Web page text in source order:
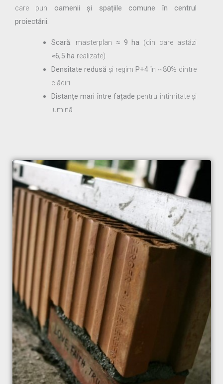
care pun oamenii și spațiile comune în centrul
proiectării.
Scară: masterplan ≈ 9 ha (din care astăzi
≈6,5 ha realizate)
Densitate redusă și regim P+4în ~80% dintre
clădiri
Distanțe mari între fațade pentru intimitate și
lumină